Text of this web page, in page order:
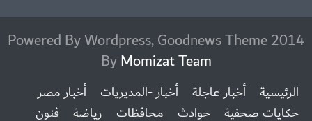
2014 Powered By Wordpress, Goodnews Theme
ByMomizat Team
الرئيسية أخبار عاجلة أخبار -المديريات
أخبار مصر
حكايات صحفية
حوادث محافظات رياضة فنون